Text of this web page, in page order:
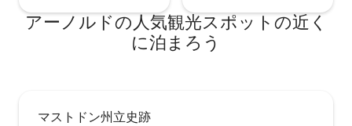
アーノルドの人気観光スポットの近く
に泊まろう
マストドン州立史跡